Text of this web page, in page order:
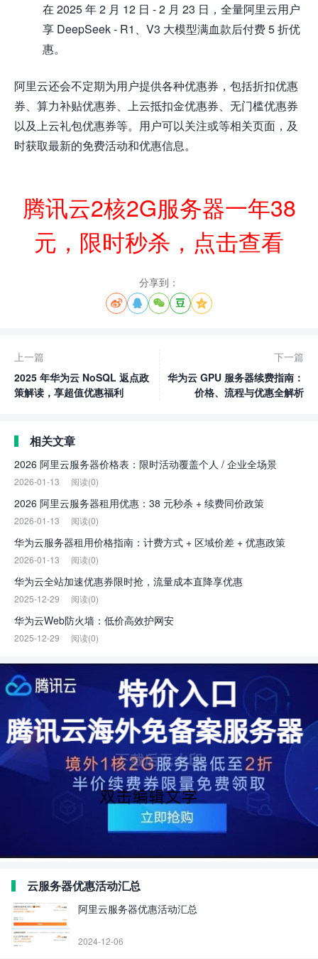
在 2025 年 2 月 12 日 - 2 月 23 日，全量阿里云用户
享 DeepSeek - R1、V3 大模型满血款后付费 5 折优
惠。
阿里云还会不定期为用户提供各种优惠券，包括折扣优惠
券、算力补贴优惠券、上云抵扣金优惠券、无门槛优惠券
以及上云礼包优惠券等。用户可以关注或等相关页面，及
时获取最新的免费活动和优惠信息。
腾讯云2核2G服务器一年38
元，限时秒杀，点击查看
分享到：
    
上一篇
2025 年华为云 NoSQL 返点政
策解读，享超值优惠福利
下一篇
华为云 GPU 服务器续费指南：
价格、流程与优惠全解析
相关文章
2026 阿里云服务器价格表：限时活动覆盖个人 / 企业全场景
2026-01-13 阅读(0)
2026 阿里云服务器租用优惠：38 元秒杀 + 续费同价政策
2026-01-13 阅读(0)
华为云服务器租用价格指南：计费方式 + 区域价差 + 优惠政策
2026-01-13 阅读(0)
华为云全站加速优惠券限时抢，流量成本直降享优惠
2025-12-29 阅读(0)
华为云Web防火墙：低价高效护网安
2025-12-29 阅读(0)
云服务器优惠活动汇总
阿里云服务器优惠活动汇总
2024-12-06